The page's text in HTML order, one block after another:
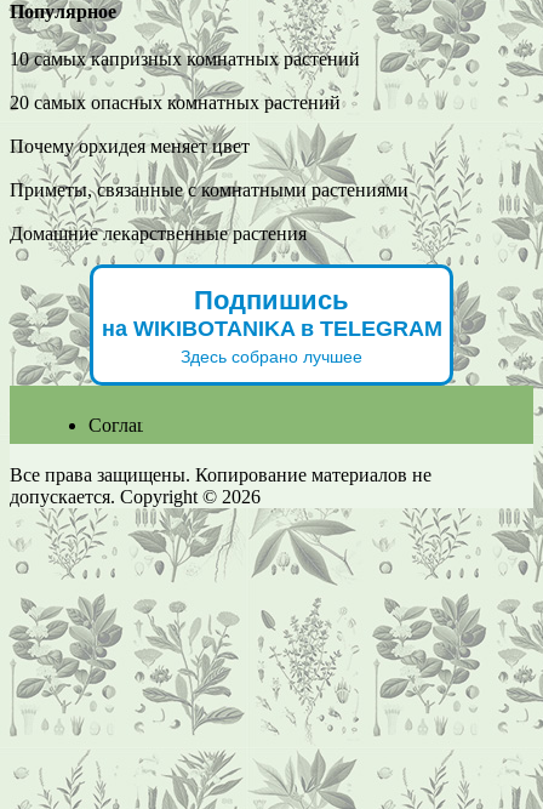
Популярное
10 самых капризных комнатных растений
20 самых опасных комнатных растений
Почему орхидея меняет цвет
Приметы, связанные с комнатными растениями
Домашние лекарственные растения
Подпишись
на WIKIBOTANIKA в TELEGRAM
Здесь собрано лучшее
Соглашение
Все права защищены. Копирование материалов не
допускается. Copyright © 2026